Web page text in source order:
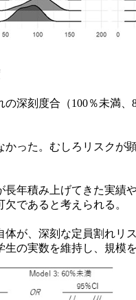
深刻度合（100％未満
った。むしろリスクが
年積み上げてきた実績
であると考えられる。
が、深刻な定員割れリ
の実数を維持し、規模